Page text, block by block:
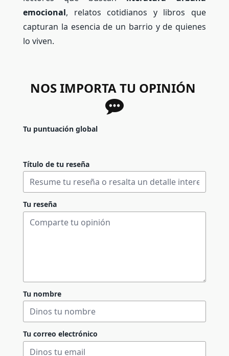
emocional, relatos cotidianos y libros que
capturan la esencia de un barrio y de quienes
lo viven.
NOS IMPORTA TU OPINIÓN
Tu puntuación global
Título de tu reseña
Tu reseña
Tu nombre
Tu correo electrónico